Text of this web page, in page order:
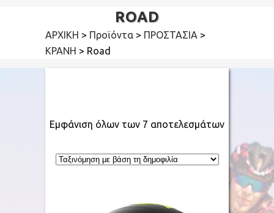
ROAD
ΑΡΧΙΚΗ > Προϊόντα > ΠΡΟΣΤΑΣΙΑ >
ΚΡΑΝΗ > Road
Εμφάνιση όλων των 7 αποτελεσμάτων